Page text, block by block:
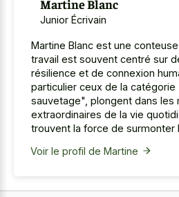
Martine Blanc
Junior Écrivain
Martine Blanc est une
travail est souvent centré sur
résilience et de connexion
particulier ceux de la
sauvetage", plongent dans les
extraordinaires de la vie
trouvent la force de surmonter
Voir le profil de Martine